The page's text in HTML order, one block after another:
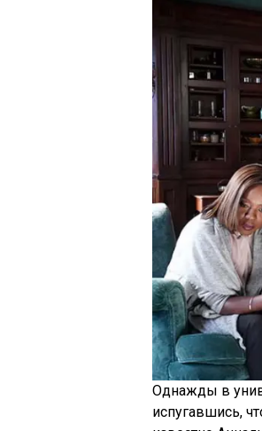
Однажды в
испугавшись,